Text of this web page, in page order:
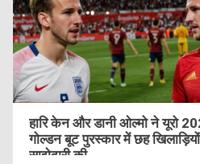
हारि केन और डानी ओल्मो ने यूरो
गोल्डन बूट पुरस्कार में छह
साझेदारी की